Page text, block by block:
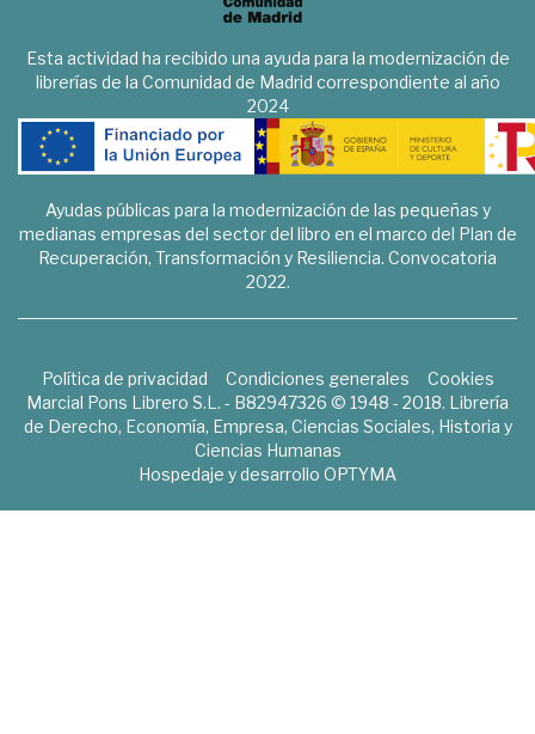
Esta actividad ha recibido una ayuda para la modernización de
librerías de la Comunidad de Madrid correspondiente al año
2024
Ayudas públicas para la modernización de las pequeñas y
medianas empresas del sector del libro en el marco del Plan de
Recuperación, Transformación y Resiliencia. Convocatoria
2022.
Política de privacidad Condiciones generales
Cookies
Marcial Pons Librero S.L. - B82947326 © 1948 - 2018. Librería
de Derecho, Economía, Empresa, Ciencias Sociales, Historia y
Ciencias Humanas
Hospedaje y desarrollo OPTYMA